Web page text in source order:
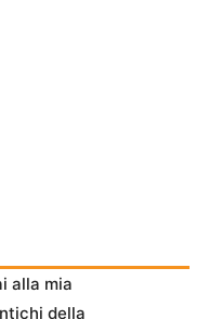
alla mia
della